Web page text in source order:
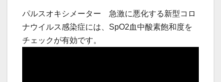
パルスオキシメーター 急激に悪化する新型コロ
ナウイルス感染症には、SpO2血中酸素飽和度を
チェックが有効です。